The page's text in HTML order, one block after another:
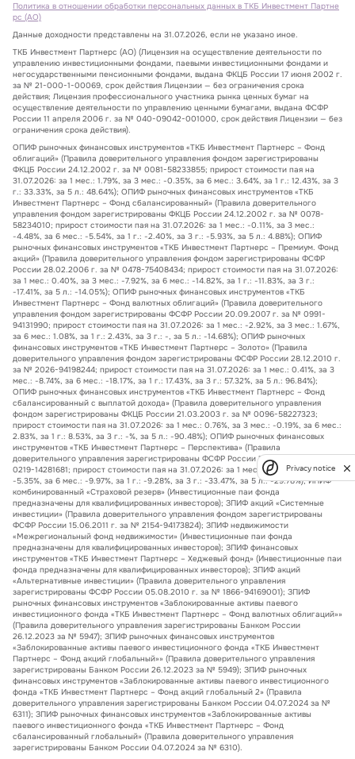
Политика в отношении обработки персональных данных в ТКБ Инвестмент Партне
рс (АО)
Данные доходности представлены на 31.07.2026, если не указано иное.
ТКБ Инвестмент Партнерс (АО) (Лицензия на осуществление деятельности по
управлению инвестиционными фондами, паевыми инвестиционными фондами и
негосударственными пенсионными фондами, выдана ФКЦБ России 17 июня 2002 г.
за № 21-000-1-00069, срок действия Лицензии — без ограничения срока
действия; Лицензия профессионального участника рынка ценных бумаг на
осуществление деятельности по управлению ценными бумагами, выдана ФСФР
России 11 апреля 2006 г. за № 040-09042-001000, срок действия Лицензии — без
ограничения срока действия).
ОПИФ рыночных финансовых инструментов «ТКБ Инвестмент Партнерс – Фонд
облигаций» (Правила доверительного управления фондом зарегистрированы
ФКЦБ России 24.12.2002 г. за № 0081-58233855; прирост стоимости пая на
31.07.2026: за 1 мес.: 1.79%, за 3 мес.: -0.35%, за 6 мес.: 3.64%, за 1 г.: 12.43%, за 3
г.: 33.33%, за 5 л.: 48.64%); ОПИФ рыночных финансовых инструментов «ТКБ
Инвестмент Партнерс – Фонд сбалансированный» (Правила доверительного
управления фондом зарегистрированы ФКЦБ России 24.12.2002 г. за № 0078-
58234010; прирост стоимости пая на 31.07.2026: за 1 мес.: -0.11%, за 3 мес.:
-4.48%, за 6 мес.: -5.54%, за 1 г.: -2.40%, за 3 г.: -5.93%, за 5 л.: 4.88%); ОПИФ
рыночных финансовых инструментов «ТКБ Инвестмент Партнерс – Премиум. Фонд
акций» (Правила доверительного управления фондом зарегистрированы ФСФР
России 28.02.2006 г. за № 0478-75408434; прирост стоимости пая на 31.07.2026:
за 1 мес.: 0.40%, за 3 мес.: -7.92%, за 6 мес.: -14.82%, за 1 г.: -11.83%, за 3 г.:
-17.41%, за 5 л.: -14.05%); ОПИФ рыночных финансовых инструментов «ТКБ
Инвестмент Партнерс – Фонд валютных облигаций» (Правила доверительного
управления фондом зарегистрированы ФСФР России 20.09.2007 г. за № 0991-
94131990; прирост стоимости пая на 31.07.2026: за 1 мес.: -2.92%, за 3 мес.: 1.67%,
за 6 мес.: 1.08%, за 1 г.: 2.43%, за 3 г.: -, за 5 л.: -14.68%); ОПИФ рыночных
финансовых инструментов «ТКБ Инвестмент Партнерс – Золото» (Правила
доверительного управления фондом зарегистрированы ФСФР России 28.12.2010 г.
за № 2026-94198244; прирост стоимости пая на 31.07.2026: за 1 мес.: 0.41%, за 3
мес.: -8.74%, за 6 мес.: -18.17%, за 1 г.: 17.43%, за 3 г.: 57.32%, за 5 л.: 96.84%);
ОПИФ рыночных финансовых инструментов «ТКБ Инвестмент Партнерс – Фонд
сбалансированный с выплатой дохода» (Правила доверительного управления
фондом зарегистрированы ФКЦБ России 21.03.2003 г. за № 0096-58227323;
прирост стоимости пая на 31.07.2026: за 1 мес.: 0.76%, за 3 мес.: -0.19%, за 6 мес.:
2.83%, за 1 г.: 8.53%, за 3 г.: -%, за 5 л.: -90.48%); ОПИФ рыночных финансовых
инструментов «ТКБ Инвестмент Партнерс – Перспектива» (Правила
доверительного управления зарегистрированы ФСФР России 16.06.2004 г. за №
0219-14281681; прирост стоимости пая на 31.07.2026: за 1 мес.: 0.64%, за 3 мес.:
-5.35%, за 6 мес.: -9.97%, за 1 г.: -9.28%, за 3 г.: -33.47%, за 5 л.: -29.78%); ИПИФ
комбинированный «Страховой резерв» (Инвестиционные паи фонда
предназначены для квалифицированных инвесторов); ЗПИФ акций «Системные
инвестиции» (Правила доверительного управления фондом зарегистрированы
ФСФР России 15.06.2011 г. за № 2154-94173824); ЗПИФ недвижимости
«Межрегиональный фонд недвижимости» (Инвестиционные паи фонда
предназначены для квалифицированных инвесторов); ЗПИФ финансовых
инструментов «ТКБ Инвестмент Партнерс – Хеджевый фонд» (Инвестиционные паи
фонда предназначены для квалифицированных инвесторов); ЗПИФ акций
«Альтернативные инвестиции» (Правила доверительного управления
зарегистрированы ФСФР России 05.08.2010 г. за № 1866-94169001); ЗПИФ
рыночных финансовых инструментов «Заблокированные активы паевого
инвестиционного фонда «ТКБ Инвестмент Партнерс – Фонд валютных облигаций»»
(Правила доверительного управления зарегистрированы Банком России
26.12.2023 за № 5947); ЗПИФ рыночных финансовых инструментов
«Заблокированные активы паевого инвестиционного фонда «ТКБ Инвестмент
Партнерс – Фонд акций глобальный»» (Правила доверительного управления
зарегистрированы Банком России 26.12.2023 за № 5949); ЗПИФ рыночных
финансовых инструментов «Заблокированные активы паевого инвестиционного
фонда «ТКБ Инвестмент Партнерс – Фонд акций глобальный 2» (Правила
доверительного управления зарегистрированы Банком России 04.07.2024 за №
6311); ЗПИФ рыночных финансовых инструментов «Заблокированные активы
паевого инвестиционного фонда «ТКБ Инвестмент Партнерс – Фонд
сбалансированный глобальный» (Правила доверительного управления
зарегистрированы Банком России 04.07.2024 за № 6310).
Privacy notice